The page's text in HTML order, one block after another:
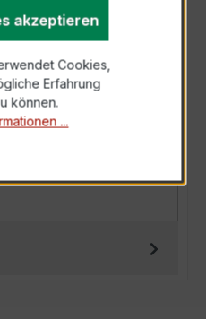
10VA Kl.0,5s ist ein
der bewährten…
akzeptieren
Cookies,
Erfahrung
können.
...